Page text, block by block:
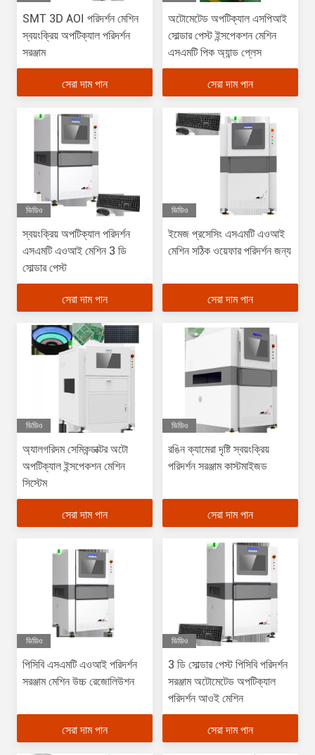
SMT 3D AOI পরিদর্শন মেশিন
স্বয়ংক্রিয় অপটিক্যাল পরিদর্শন
সরঞ্জাম
সেরা দাম পান
অটোমেটেড অপটিক্যাল এসপিআই
সোল্ডার পেস্ট ইন্সপেকশন মেশিন
এসএমটি পিক অ্যান্ড প্লেস
সেরা দাম পান
ভিডিও
স্বয়ংক্রিয় অপটিক্যাল পরিদর্শন
এসএমটি এওআই মেশিন 3 ডি
সোল্ডার পেস্ট
সেরা দাম পান
ভিডিও
ইমেজ প্রসেসিং এসএমটি এওআই
মেশিন সঠিক ওয়েফার পরিদর্শন জন্য
সেরা দাম পান
ভিডিও
অ্যালগরিদম সেমিকন্ডাক্টর অটো
অপটিক্যাল ইন্সপেকশন মেশিন
সিস্টেম
সেরা দাম পান
ভিডিও
রঙিন ক্যামেরা দৃষ্টি স্বয়ংক্রিয়
পরিদর্শন সরঞ্জাম কাস্টমাইজড
সেরা দাম পান
ভিডিও
পিসিবি এসএমটি এওআই পরিদর্শন
সরঞ্জাম মেশিন উচ্চ রেজোলিউশন
সেরা দাম পান
ভিডিও
3 ডি সোল্ডার পেস্ট পিসিবি পরিদর্শন
সরঞ্জাম অটোমেটেড অপটিক্যাল
পরিদর্শন আওই মেশিন
সেরা দাম পান